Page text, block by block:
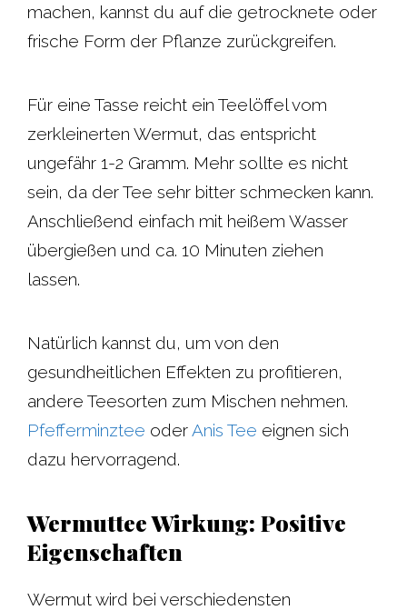
machen, kannst du auf die getrocknete oder
frische Form der Pflanze zurückgreifen.
Für eine Tasse reicht ein Teelöffel vom
zerkleinerten Wermut, das entspricht
ungefähr 1-2 Gramm. Mehr sollte es nicht
sein, da der Tee sehr bitter schmecken kann.
Anschließend einfach mit heißem Wasser
übergießen und ca. 10 Minuten ziehen
lassen.
Natürlich kannst du, um von den
gesundheitlichen Effekten zu profitieren,
andere Teesorten zum Mischen nehmen.
Pfefferminztee oder Anis Tee eignen sich
dazu hervorragend.
Wermuttee Wirkung: Positive
Eigenschaften
Wermut wird bei verschiedensten